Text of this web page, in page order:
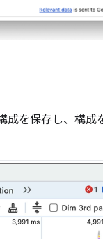
を保存し、構成